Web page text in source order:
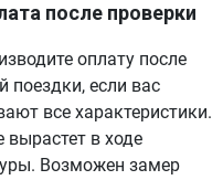
после проверки
оплату после
поездки, если вас
все характеристики.
вырастет в ходе
Возможен замер